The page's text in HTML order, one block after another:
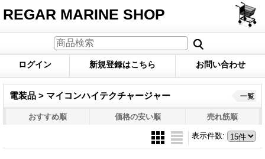
REGAR MARINE SHOP
ログイン 新規登録はこちら お問い合わせ
電装品 > マイコンハイテクチャージャー 一覧
おすすめ順 価格の安い順 売れ筋順
表示件数: